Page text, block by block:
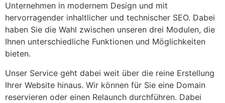
Unternehmen in modernem Design und mit
hervorragender inhaltlicher und technischer SEO. Dabei
haben Sie die Wahl zwischen unseren drei Modulen, die
Ihnen unterschiedliche Funktionen und Möglichkeiten
bieten.
Unser Service geht dabei weit über die reine Erstellung
Ihrer Website hinaus. Wir können für Sie eine Domain
reservieren oder einen Relaunch durchführen. Dabei